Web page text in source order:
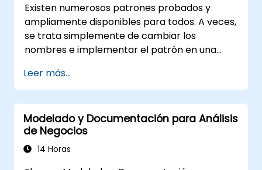
Existen numerosos patrones probados y
ampliamente disponibles para todos. A veces,
se trata simplemente de cambiar los
nombres e implementar el patrón en una
cientos de horas que de otro modo se
dedicarían al diseño y las pruebas. Objetivos
de la formación Este curso tiene dos
objetivos: primero, le permite reutilizar
patrones ampliamente conocidos; segundo,
le permite crear y reutilizar patrones
Leer más...
Modelado y Documentación para Análisis
de Negocios
14 Horas